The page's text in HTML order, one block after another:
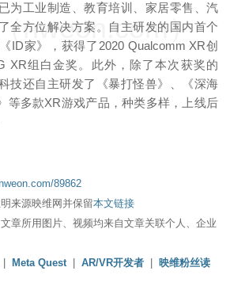
为工业制造、教育培训、家居零售、汽
全方位解决方案。自主研发的国内首个
ID家》，获得了2020 Qualcomm XR创
XR组白金奖。此外，除了本次获奖的
技还自主研发了《暴打怪兽》、《深海
等多款XR游戏产品，种类多样，上线后
nweon.com）
89862
来源映维网并保留本文链接
文章所用图片、视频均来自文章关联个人、企业
Meta Quest| AR/VR开发者
映维粉丝读